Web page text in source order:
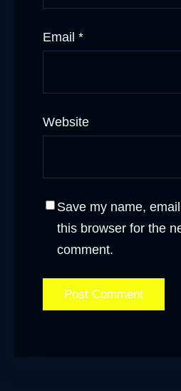
Email *
Website
Save my name,
this browser for the
comment.